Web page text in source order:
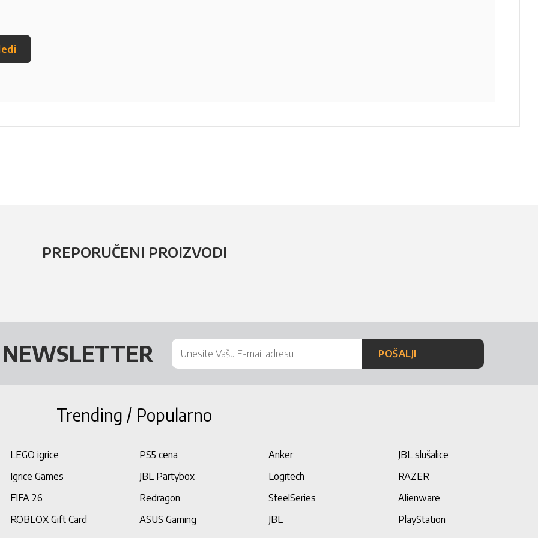
PREPORUČENI PROIZVODI
NEWSLETTER POŠALJI
Trending / Popularno
LEGO igrice PS5 cena Anker
JBL slušalice
Igrice Games
JBL Partybox Logitech
RAZER
FIFA 26
Redragon SteelSeries
Alienware
ROBLOX Gift Card
ASUS Gaming JBL PlayStation